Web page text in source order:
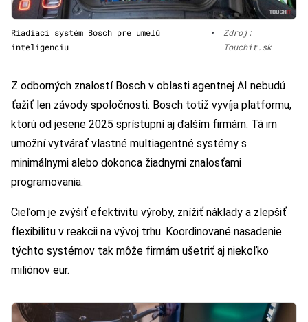
Riadiaci systém Bosch pre umelú
inteligenciu
•
Zdroj:
Touchit.sk
Z odborných znalostí Bosch v oblasti agentnej AI nebudú
ťažiť len závody spoločnosti. Bosch totiž vyvíja platformu,
ktorú od jesene 2025 sprístupní aj ďalším firmám. Tá im
umožní vytvárať vlastné multiagentné systémy s
minimálnymi alebo dokonca žiadnymi znalosťami
programovania.
Cieľom je zvýšiť efektivitu výroby, znížiť náklady a zlepšiť
flexibilitu v reakcii na vývoj trhu. Koordinované nasadenie
týchto systémov tak môže firmám ušetriť aj niekoľko
miliónov eur.